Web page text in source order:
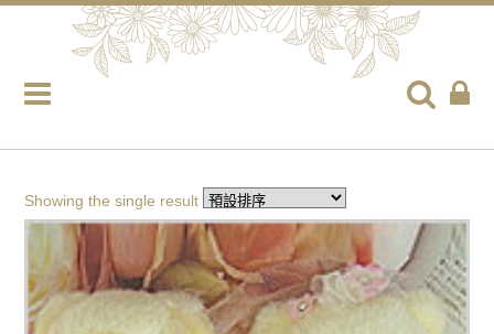
Showing the single result